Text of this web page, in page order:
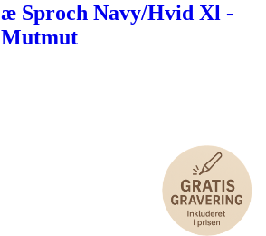
æ Sproch Navy/Hvid Xl -
Mutmut